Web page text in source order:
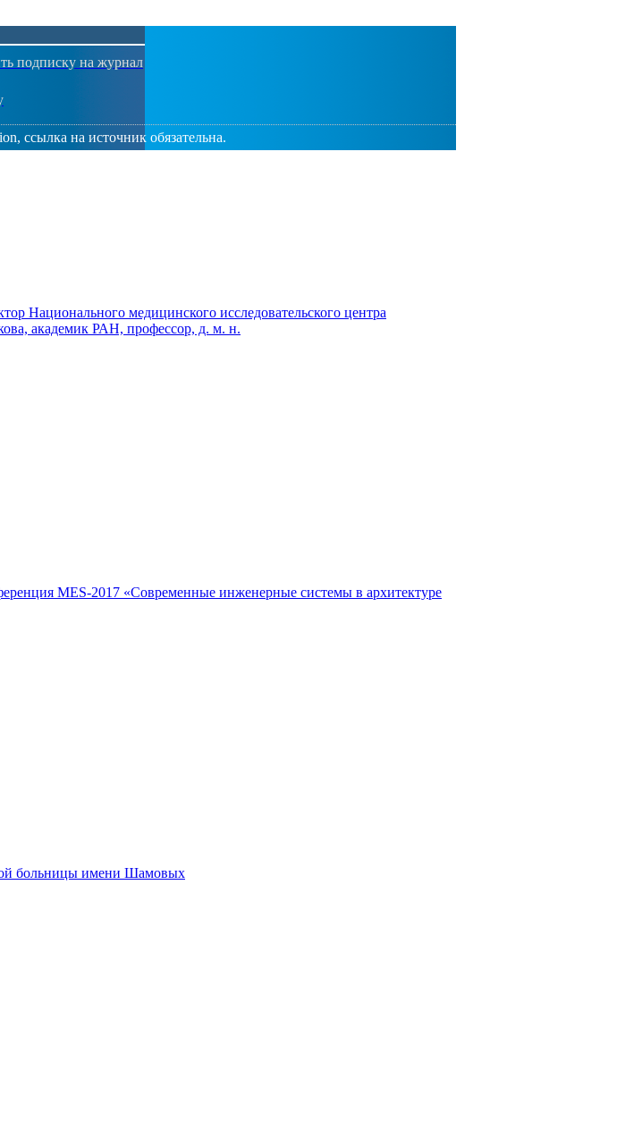
подписку на журнал
ссылка на источник обязательна.
Национального медицинского исследовательского центра
академик РАН, профессор, д. м. н.
MES-2017 «Современные инженерные системы в архитектуре
больницы имени Шамовых